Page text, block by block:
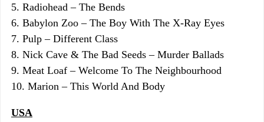
5. Radiohead – The Bends
6. Babylon Zoo – The Boy With The X-Ray Eyes
7. Pulp – Different Class
8. Nick Cave & The Bad Seeds – Murder Ballads
9. Meat Loaf – Welcome To The Neighbourhood
10. Marion – This World And Body
USA